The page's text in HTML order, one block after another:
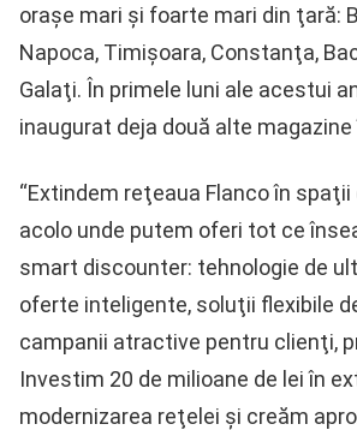
oraşe mari şi foarte mari din ţară:
Napoca, Timişoara, Constanţa,
Galaţi. În primele luni ale acestui
inaugurat deja două alte
“Extindem reţeaua Flanco în
acolo unde putem oferi tot ce
smart discounter: tehnologie de
oferte inteligente, soluţii flexibile
campanii atractive pentru clienţi,
Investim 20 de milioane de lei în
modernizarea reţelei şi creăm